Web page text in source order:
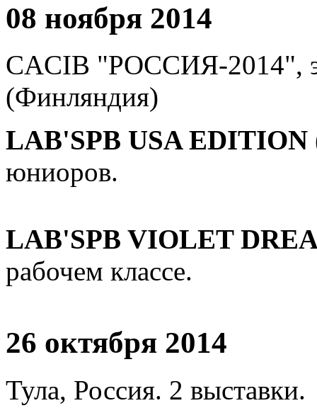
08 ноября 2014
CACIB "РОССИЯ-2014",
(Финляндия)
LAB'SPB USA EDITION
юниоров.
LAB'SPB VIOLET
рабочем классе.
26 октября 2014
Тула, Россия. 2 выставки.